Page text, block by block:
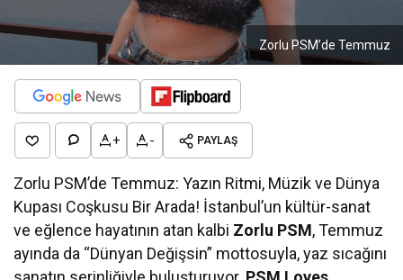
Zorlu PSM’de Temmuz
+ - PAYLAŞ
Zorlu PSM’de Temmuz: Yazın Ritmi, Müzik ve Dünya
Kupası Coşkusu Bir Arada! İstanbul’un kültür-sanat
ve eğlence hayatının atan kalbi Zorlu PSM, Temmuz
ayında da “Dünyan Değişsin” mottosuyla, yaz sıcağını